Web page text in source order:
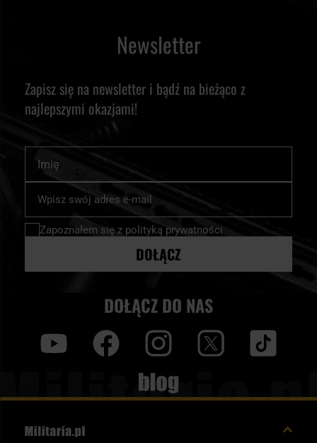
Newsletter
Zapisz się na newsletter i bądź na bieżąco z
najlepszymi okazjami!
nasz
newsletter:
Zapoznałem się z polityką prywatności
DOŁĄCZ
DOŁĄCZ DO NAS
Blog